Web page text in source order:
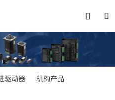


驱动器 机构产品